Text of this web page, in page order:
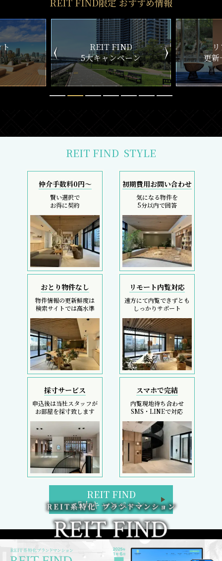
ン
リアルタイム
更新一覧チェック
新
REIT FIND STYLE
仲介手数料0円～
賢い選択で
お得に契約
初期費用お問い合わせ
気になる物件を
5分以内で回答
おとり物件なし
物件情報の更新鮮度は
検索サイトでは高水準
リモート内覧対応
遠方にて内覧できずとも
しっかりサポート
採寸サービス
申込後は当社スタッフが
お部屋を採寸致します
スマホで完結
内覧現地待ち合わせ
SMS・LINEで対応
REIT FIND
5大キャンペーン